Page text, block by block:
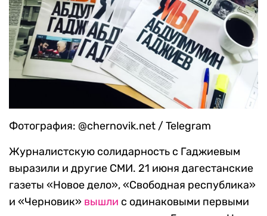
Фотография: @chernovik.net / Telegram
Журналистскую солидарность с Гаджиевым
выразили и другие СМИ. 21 июня дагестанские
газеты «Новое дело», «Свободная республика»
и «Черновик» вышли с одинаковыми первыми